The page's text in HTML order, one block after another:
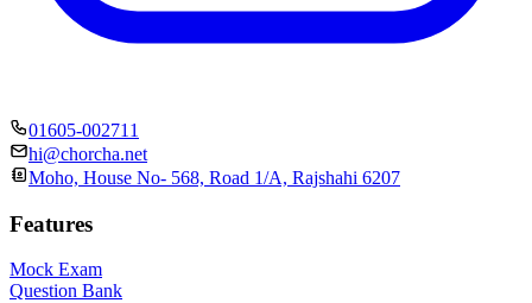
01605-002711
hi@chorcha.net
Moho, House No- 568, Road 1/A, Rajshahi 6207
Features
Mock Exam
Question Bank